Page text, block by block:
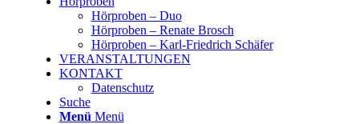
Hörproben – Duo
Hörproben – Renate Brosch
Hörproben – Karl-Friedrich Schäfer
VERANSTALTUNGEN
KONTAKT
Datenschutz
Suche
Menü Menü